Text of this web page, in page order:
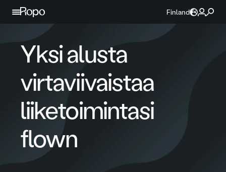
Jatka sisältöön
Finland
Yksi alusta
virtaviivaistaa
liiketoimintasi
flown